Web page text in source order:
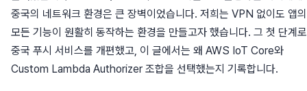
중국의 네트워크 환경은 큰 장벽이었습니다. 저희는 VPN 없이도 앱의
모든 기능이 원활히 동작하는 환경을 만들고자 했습니다. 그 첫 단계로
중국 푸시 서비스를 개편했고, 이 글에서는 왜 AWS IoT Core와
Custom Lambda Authorizer 조합을 선택했는지 기록합니다.